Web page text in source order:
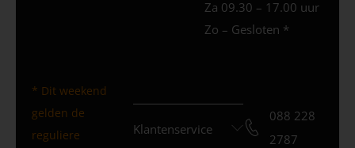
Za 09.30 – 17.00 uur
Zo – Gesloten *
* Dit weekend
gelden de
reguliere
Klantenservice
088 228
2787